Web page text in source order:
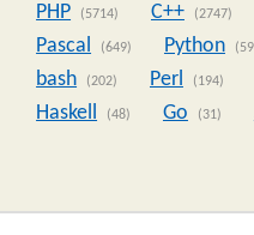
PHP (5714) C++ (2747)
Pascal (649) Python
bash (202) Perl (194)
Haskell (48) Go (31)